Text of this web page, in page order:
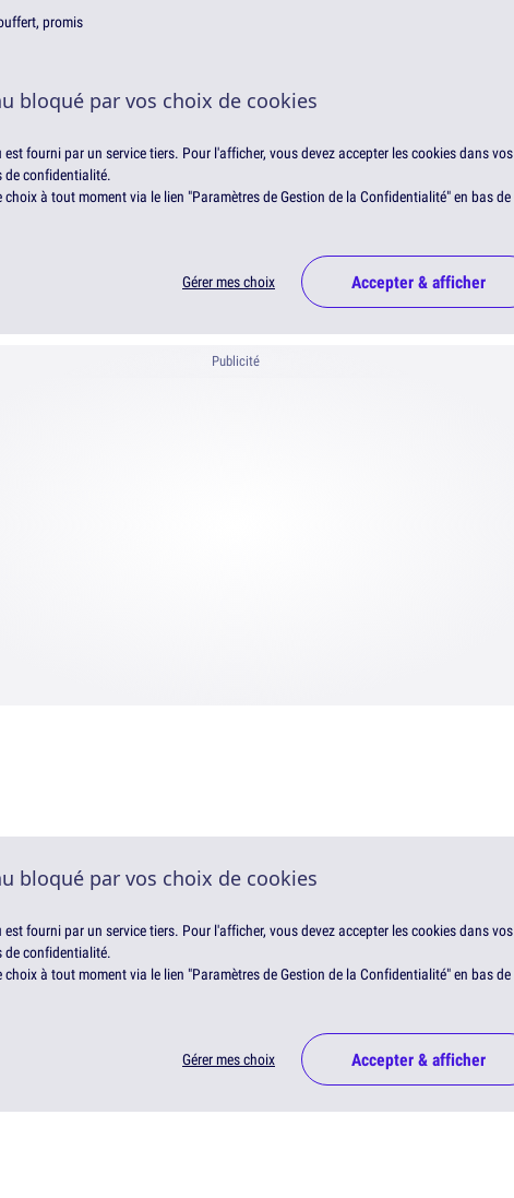
promis
bloqué par vos choix de cookies
est fourni par un service tiers. Pour l'afficher, vous devez accepter les cookies dans vos
de confidentialité.
choix à tout moment via le lien "Paramètres de Gestion de la Confidentialité" en bas de
Gérer mes choix Accepter & afficher
Publicité
bloqué par vos choix de cookies
est fourni par un service tiers. Pour l'afficher, vous devez accepter les cookies dans vos
de confidentialité.
choix à tout moment via le lien "Paramètres de Gestion de la Confidentialité" en bas de
Gérer mes choix Accepter & afficher